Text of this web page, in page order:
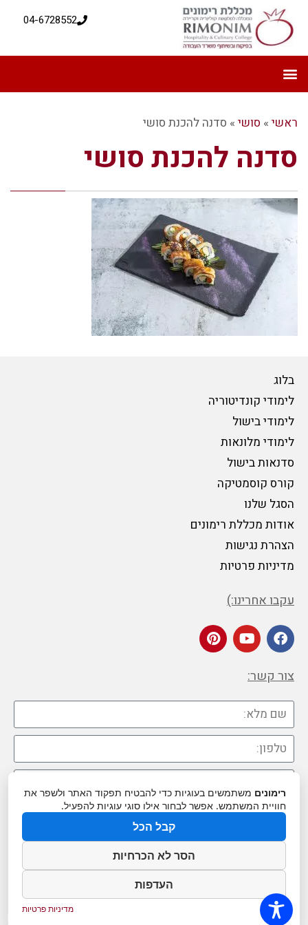
04-6728552
ראשי » סושי » סדנה להכנת סושי
סדנה להכנת סושי
בלוג
לימודי קונדיטוריה
לימודי בישול
לימודי מלונאות
סדנאות בישול
קורס קוסמטיקה
הסגל שלנו
אודות מכללת רימונים
הצהרת נגישות
מדיניות פרטיות
עקבו אחרינו:)
צור קשר:
Webtopus בניית אתרים
רימונים משתמשים בעוגיות כדי להבטיח תפקוד האתר ולשפר את
חוויית המשתמש. אפשר לבחור אילו סוגי עוגיות להפעיל.
קבל הכל
הסר לא הכרחיות
העדפות
מדיניות פרטיות גלילה